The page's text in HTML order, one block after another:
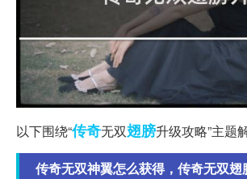
以下围绕“传奇无双翅膀升级攻略”主题
传奇无双神翼怎么获得，传奇无双翅